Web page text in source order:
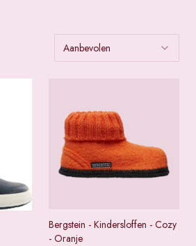
Aanbevolen
Bergstein - Kindersloffen - Cozy
- Oranje